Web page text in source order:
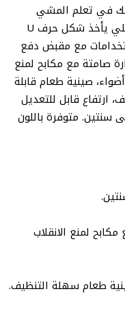
في تعلم المشي
واستكشاف العالم من حوله. تصميم عملي يأخذ شكل حرف U
مع مقبض دفع
6 عجلات دوارة صامتة مع مكابح لمنع
صينية طعام قابلة
ارتفاع قابل للتعديل
من 4 أشهر حتى سنتين. متوفرة باللون
لمنع الانقلاب
طعام سهلة التنظيف.